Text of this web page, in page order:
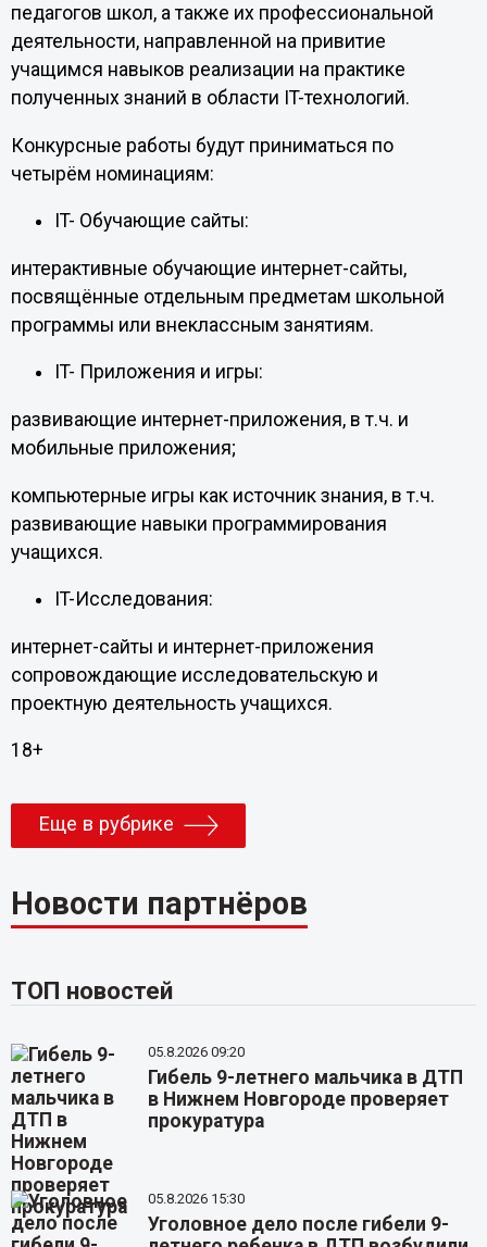
педагогов школ, а также их профессиональной
деятельности, направленной на привитие
учащимся навыков реализации на практике
полученных знаний в области IT-технологий.
Конкурсные работы будут приниматься по
четырём номинациям:
IT- Обучающие сайты:
интерактивные обучающие интернет-сайты,
посвящённые отдельным предметам школьной
программы или внеклассным занятиям.
IT- Приложения и игры:
развивающие интернет-приложения, в т.ч. и
мобильные приложения;
компьютерные игры как источник знания, в т.ч.
развивающие навыки программирования
учащихся.
IT-Исследования:
интернет-сайты и интернет-приложения
сопровождающие исследовательскую и
проектную деятельность учащихся.
18+
Еще в рубрике
Новости партнёров
ТОП новостей
05.8.2026 09:20
Гибель 9-летнего мальчика в ДТП
в Нижнем Новгороде проверяет
прокуратура
05.8.2026 15:30
Уголовное дело после гибели 9-